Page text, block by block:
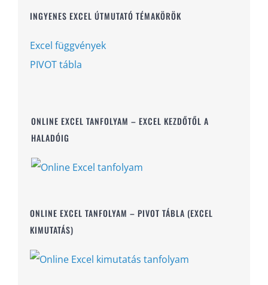
INGYENES EXCEL ÚTMUTATÓ TÉMAKÖRÖK
Excel függvények
PIVOT tábla
ONLINE EXCEL TANFOLYAM – EXCEL KEZDŐTŐL A
HALADÓIG
ONLINE EXCEL TANFOLYAM – PIVOT TÁBLA (EXCEL
KIMUTATÁS)